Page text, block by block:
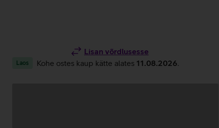
Lisan võrdlusesse
Laos Kohe ostes kaup kätte alates 11.08.2026